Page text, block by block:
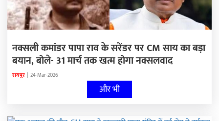
नक्सली कमांडर पापा राव के सरेंडर पर CM साय का बड़ा
बयान, बोले- 31 मार्च तक खत्म होगा नक्सलवाद
रायपुर | 24-Mar-2026
और भी